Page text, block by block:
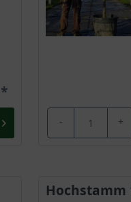
- +
Hochstamm